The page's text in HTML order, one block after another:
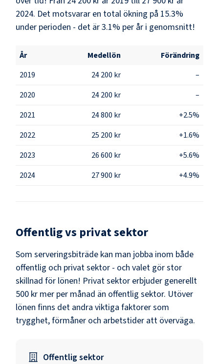
2024. Det motsvarar en total ökning på 15.3%
under perioden - det är 3.1% per år i genomsnitt!
År Medellön
Förändring
2019
24 200 kr
–
2020
24 200 kr
–
2021
24 800 kr
+2.5%
2022
25 200 kr
+1.6%
2023
26 600 kr
+5.6%
2024
27 900 kr +4.9%
Offentlig vs privat sektor
Som serveringsbiträde kan man jobba inom både
offentlig och privat sektor - och valet gör stor
skillnad för lönen! Privat sektor erbjuder generellt
500 kr mer per månad än offentlig sektor. Utöver
lönen finns det andra viktiga faktorer som
trygghet, förmåner och arbetstider att överväga.
Offentlig sektor